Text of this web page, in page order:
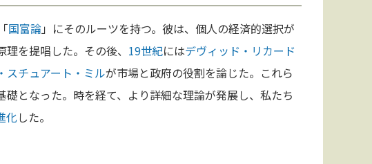
国富論」にそのルーツを持つ。彼は、個人の経済的選択が
を提唱した。その後、 19世紀にはデヴィッド・リカード
スチュアート・ミルが市場と政府の役割を論じた。これら
礎となった。時を経て、より詳細な理論が発展し、私たち
化した。